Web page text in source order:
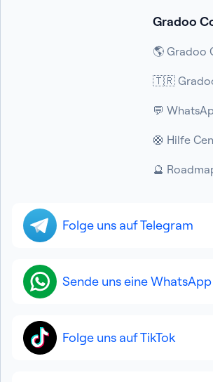
Gradoo
🌎 Gradoo
🇹🇷
💬
🛟 Hilfe
🔮
Folge uns auf Telegram
Sende uns eine WhatsApp
Folge uns auf TikTok